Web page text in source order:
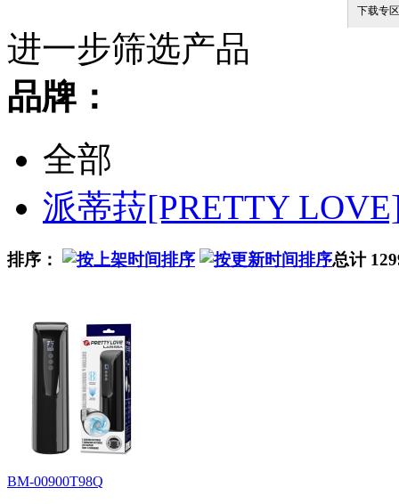
下载专区
进一步筛选产品
品牌：
全部
派蒂菈[PRETTY
排序： 总计
BM-00900T98Q